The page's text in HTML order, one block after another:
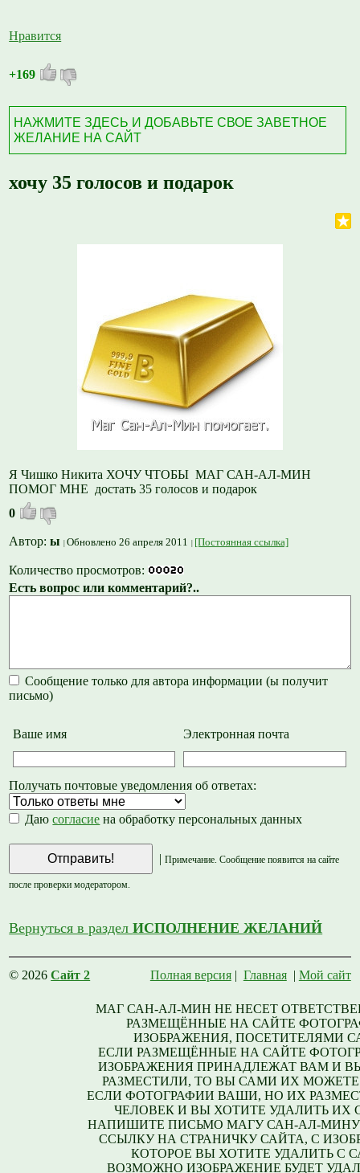
Нравится
+169
НАЖМИТЕ ЗДЕСЬ И ДОБАВЬТЕ СВОЕ ЗАВЕТНОЕ
ЖЕЛАНИЕ НА САЙТ
хочу 35 голосов и подарок
Я Чишко Никита ХОЧУ ЧТОБЫ МАГ САН-АЛ-МИН
ПОМОГ МНЕ достать 35 голосов и подарок
0
Автор:ы Обновлено 26 апреля 2011 [Постоянная ссылка]
Количество просмотров:
Есть вопрос или комментарий?..
Сообщение только для автора информации (ы получит
письмо)
Ваше имя Электронная почта
Получать почтовые уведомления об ответах:
Даюсогласие на обработку персональных данных
| Примечание. Сообщение появится на сайте
после проверки модератором.
Вернуться в разделИСПОЛНЕНИЕ ЖЕЛАНИЙ
© 2026Сайт 2 Полная версия| Главная| Мой сайт
МАГ САН-АЛ-МИН НЕ НЕСЕТ
РАЗМЕЩЁННЫЕ НА САЙТЕ
ИЗОБРАЖЕНИЯ, ПОСЕТИТЕЛЯМИ
ЕСЛИ РАЗМЕЩЁННЫЕ НА САЙТЕ
ИЗОБРАЖЕНИЯ ПРИНАДЛЕЖАТ ВАМ И
РАЗМЕСТИЛИ, ТО ВЫ САМИ ИХ МОЖЕТЕ
ЕСЛИ ФОТОГРАФИИ ВАШИ, НО ИХ
ЧЕЛОВЕК И ВЫ ХОТИТЕ УДАЛИТЬ ИХ
НАПИШИТЕ ПИСЬМО МАГУ САН-АЛ-
ССЫЛКУ НА СТРАНИЧКУ САЙТА, С
КОТОРОЕ ВЫ ХОТИТЕ УДАЛИТЬ С
ВОЗМОЖНО ИЗОБРАЖЕНИЕ БУДЕТ